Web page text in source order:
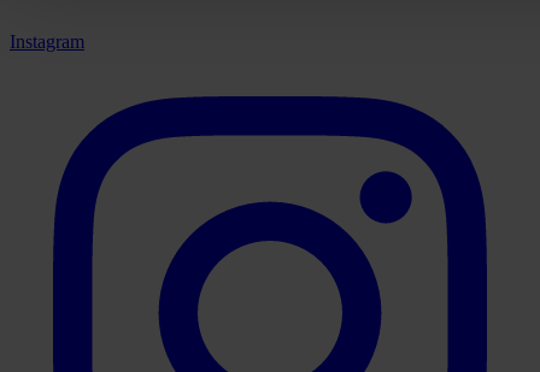
Instagram